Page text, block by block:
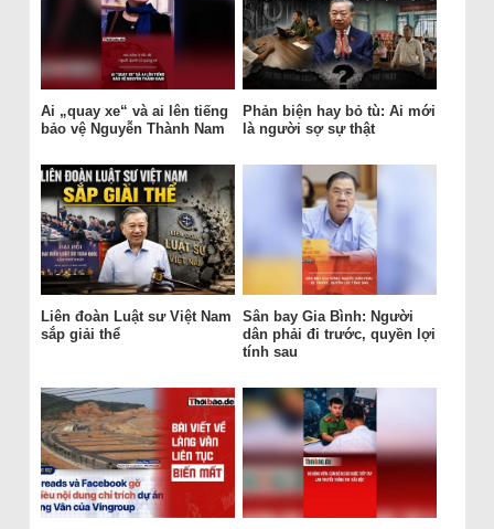
Ai „quay xe“ và ai lên tiếng
bảo vệ Nguyễn Thành Nam
Phản biện hay bỏ tù: Ai mới
là người sợ sự thật
Liên đoàn Luật sư Việt Nam
sắp giải thể
Sân bay Gia Bình: Người
dân phải đi trước, quyền lợi
tính sau